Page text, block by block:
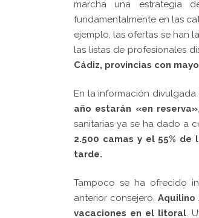
marcha una estrategia
fundamentalmente en las
ejemplo, las ofertas se han
las listas de profesionales
Cádiz, provincias con
En la información
año estarán «en reserva»
sanitarias ya se ha dado a
2.500 camas y el 55%
tarde.
Tampoco se ha ofrecido
anterior consejero,Aquilino
vacaciones en el litoral.